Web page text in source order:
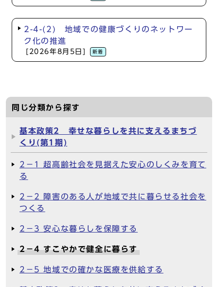
2-4-(2) 地域での健康づくりのネットワー
ク化の推進
[2026年8月5日] 新着
同じ分類から探す
基本政策2 幸せな暮らしを共に支えるまちづ
くり(第1期)
2－1 超高齢社会を見据えた安心のしくみを育て
る
2－2 障害のある人が地域で共に暮らせる社会を
つくる
2－3 安心な暮らしを保障する
2－4 すこやかで健全に暮らす
2－5 地域での確かな医療を供給する